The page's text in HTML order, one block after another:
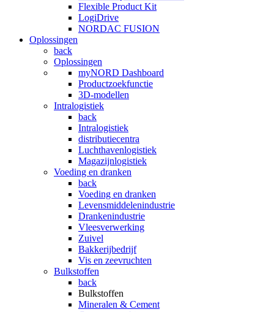
Flexible Product Kit
LogiDrive
NORDAC FUSION
Oplossingen
back
Oplossingen
myNORD Dashboard
Productzoekfunctie
3D-modellen
Intralogistiek
back
Intralogistiek
distributiecentra
Luchthavenlogistiek
Magazijnlogistiek
Voeding en dranken
back
Voeding en dranken
Levensmiddelenindustrie
Drankenindustrie
Vleesverwerking
Zuivel
Bakkerijbedrijf
Vis en zeevruchten
Bulkstoffen
back
Bulkstoffen
Mineralen & Cement